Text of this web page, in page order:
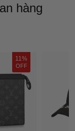
hàng
11%
OFF